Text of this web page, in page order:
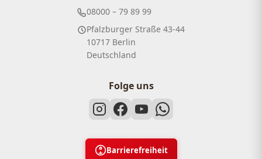
08000 – 79 89 99
Pfalzburger Straße 43-44
10717 Berlin
Deutschland
Folge uns
Barrierefreiheit